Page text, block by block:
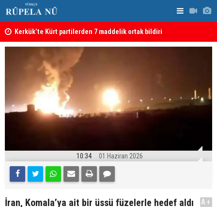
Kerkük’te Kürt partilerden 7 maddelik ortak bildiri
10:34 01 Haziran 2026
İran, Komala’ya ait bir üssü füzelerle hedef aldı
A+